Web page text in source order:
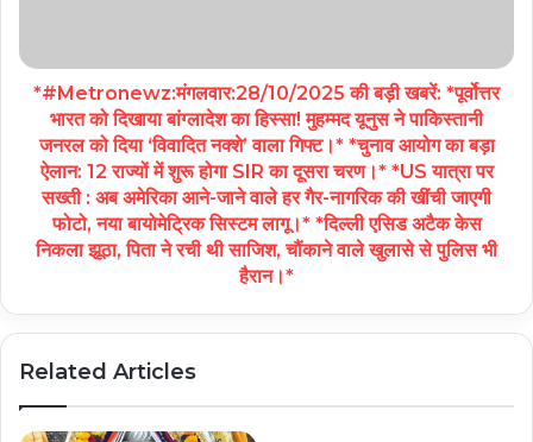
*#Metronewz:मंगलवार:28/10/2025 की बड़ी खबरें: *पूर्वोत्तर
भारत को दिखाया बांग्लादेश का हिस्सा! मुहम्मद यूनुस ने पाकिस्तानी
जनरल को दिया ‘विवादित नक्शे’ वाला गिफ्ट।* *चुनाव आयोग का बड़ा
ऐलान: 12 राज्यों में शुरू होगा SIR का दूसरा चरण।* *US यात्रा पर
सख्ती : अब अमेरिका आने-जाने वाले हर गैर-नागरिक की खींची जाएगी
फोटो, नया बायोमेट्रिक सिस्टम लागू।* *दिल्ली एसिड अटैक केस
निकला झूठा, पिता ने रची थी साजिश, चौंकाने वाले खुलासे से पुलिस भी
हैरान।*
Related Articles